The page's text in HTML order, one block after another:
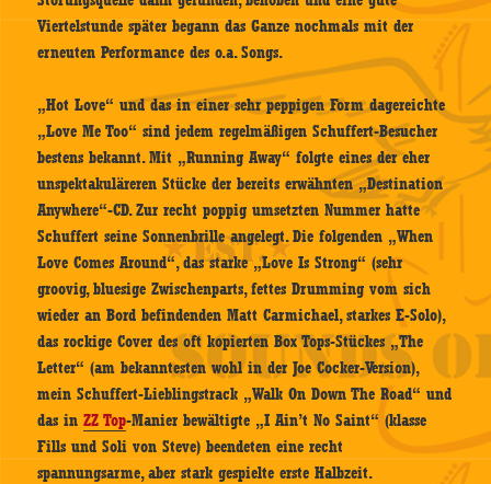
Viertelstunde später begann das Ganze nochmals mit der
erneuten Performance des o.a. Songs.
„Hot Love“ und das in einer sehr peppigen Form dagereichte
„Love Me Too“ sind jedem regelmäßigen Schuffert-Besucher
bestens bekannt. Mit „Running Away“ folgte eines der eher
unspektakuläreren Stücke der bereits erwähnten „Destination
Anywhere“-CD. Zur recht poppig umsetzten Nummer hatte
Schuffert seine Sonnenbrille angelegt. Die folgenden „When
Love Comes Around“, das starke „Love Is Strong“ (sehr
groovig, bluesige Zwischenparts, fettes Drumming vom sich
wieder an Bord befindenden Matt Carmichael, starkes E-Solo),
das rockige Cover des oft kopierten Box Tops-Stückes „The
Letter“ (am bekanntesten wohl in der Joe Cocker-Version),
mein Schuffert-Lieblingstrack „Walk On Down The Road“ und
das inZZ Top-Manier bewältigte „I Ain’t No Saint“ (klasse
Fills und Soli von Steve) beendeten eine recht
spannungsarme, aber stark gespielte erste Halbzeit.